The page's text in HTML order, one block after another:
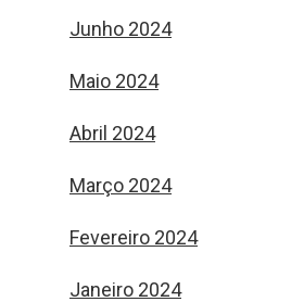
Junho 2024
Maio 2024
Abril 2024
Março 2024
Fevereiro 2024
Janeiro 2024